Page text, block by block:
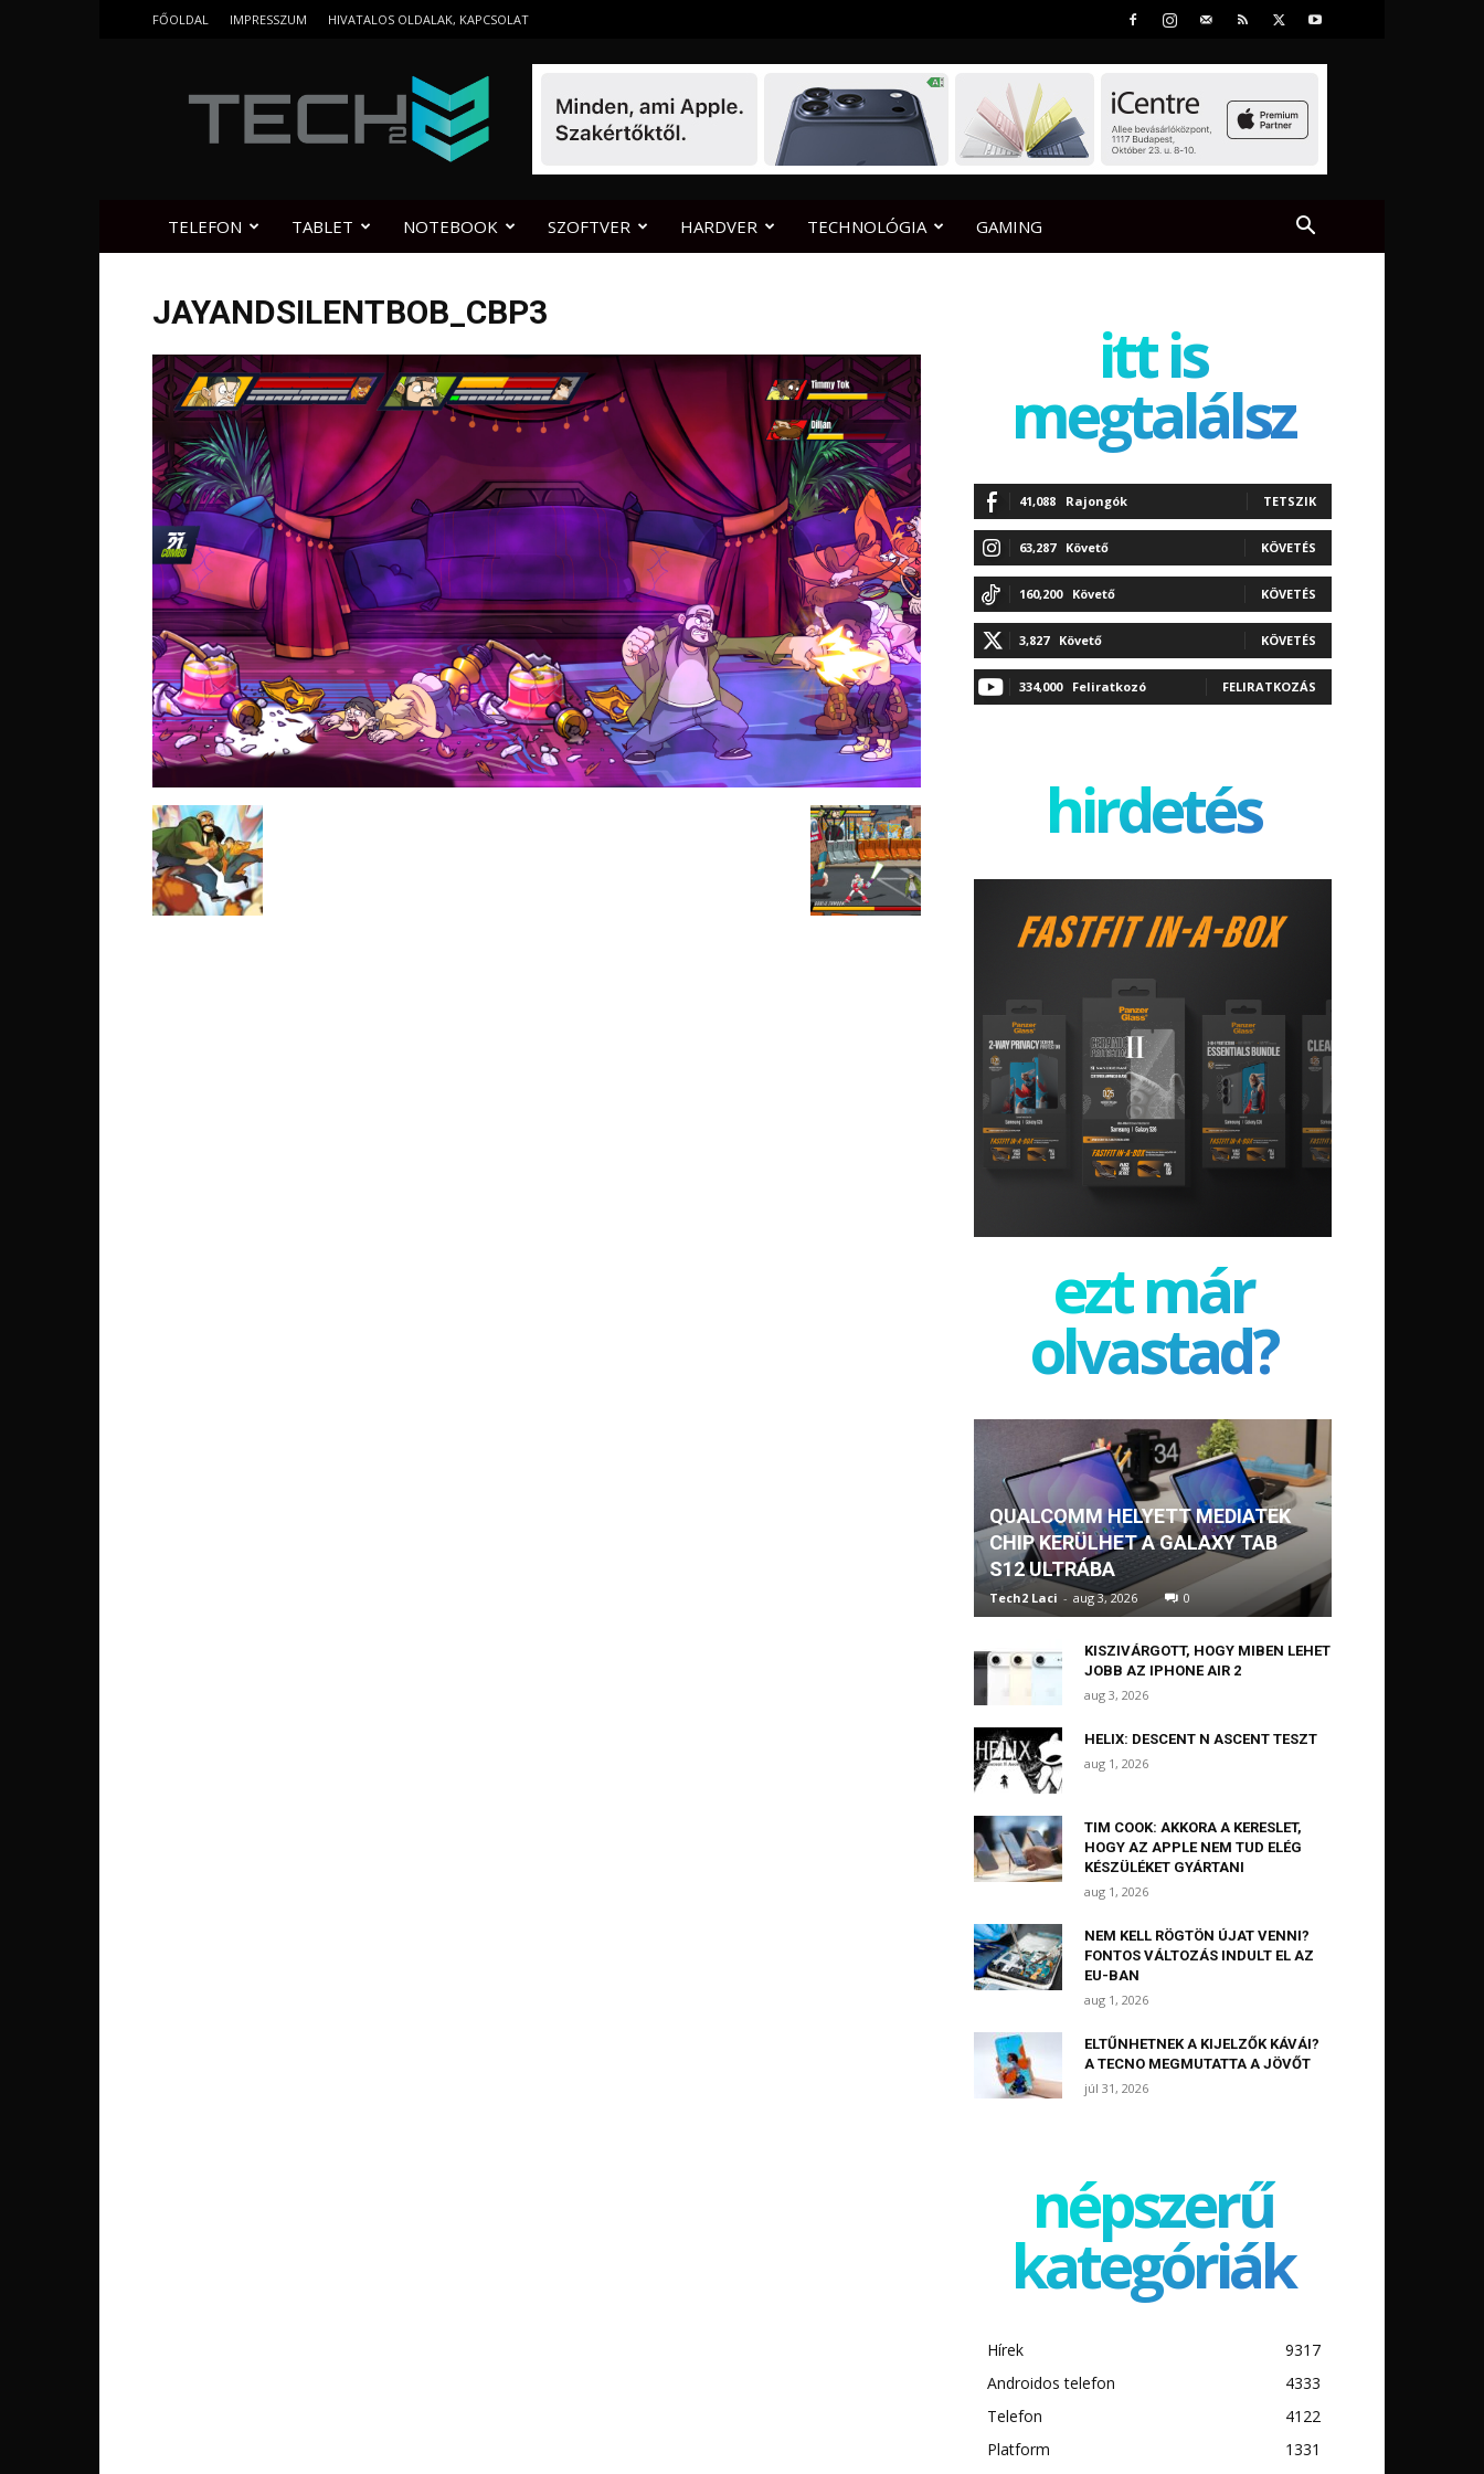
FŐOLDAL IMPRESSZUM HIVATALOS OLDALAK, KAPCSOLAT
TELEFON TABLET NOTEBOOK SZOFTVER HARDVER TECHNOLÓGIA GAMING
JAYANDSILENTBOB_CBP3
itt is
megtalálsz
41,088 Rajongók TETSZIK
63,287 Követő KÖVETÉS
160,200 Követő KÖVETÉS
3,827 Követő KÖVETÉS
334,000 Feliratkozó FELIRATKOZÁS
hirdetés
ezt már
olvastad?
QUALCOMM HELYETT MEDIATEK
CHIP KERÜLHET A GALAXY TAB
S12 ULTRÁBA
Tech2 Laci - aug 3, 2026 0
KISZIVÁRGOTT, HOGY MIBEN LEHET
JOBB AZ IPHONE AIR 2
aug 3, 2026
HELIX: DESCENT N ASCENT TESZT
aug 1, 2026
TIM COOK: AKKORA A KERESLET,
HOGY AZ APPLE NEM TUD ELÉG
KÉSZÜLÉKET GYÁRTANI
aug 1, 2026
NEM KELL RÖGTÖN ÚJAT VENNI?
FONTOS VÁLTOZÁS INDULT EL AZ
EU-BAN
aug 1, 2026
ELTŰNHETNEK A KIJELZŐK KÁVÁI?
A TECNO MEGMUTATTA A JÖVŐT
júl 31, 2026
népszerű
kategóriák
Hírek
9317
Androidos telefon
4333
Telefon
4122
Platform
1331